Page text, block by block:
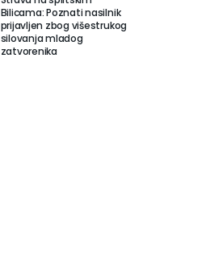
Bilicama: Poznati nasilnik
prijavljen zbog višestrukog
silovanja mladog
zatvorenika